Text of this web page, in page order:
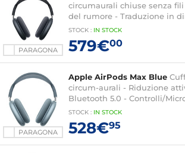
PARAGONA
circumaurali chiuse senza
del rumore - Traduzione in
- Comandi Digital Crown +
STOCK : IN STOCK
579€00
PARAGONA
Apple AirPods Max Blue
circum-aurali - Riduzione
Bluetooth 5.0 - Controlli/
batteria 20 ore - Ricarica
STOCK : IN STOCK
528€95